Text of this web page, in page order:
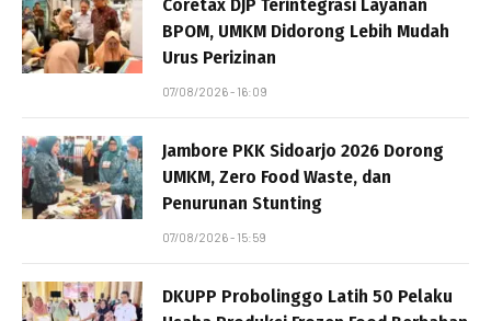
Coretax DJP Terintegrasi Layanan
BPOM, UMKM Didorong Lebih Mudah
Urus Perizinan
07/08/2026 - 16:09
Jambore PKK Sidoarjo 2026 Dorong
UMKM, Zero Food Waste, dan
Penurunan Stunting
07/08/2026 - 15:59
DKUPP Probolinggo Latih 50 Pelaku